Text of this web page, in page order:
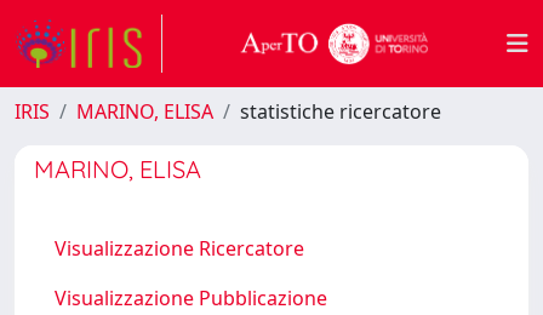
IRIS MARINO, ELISA statistiche ricercatore
MARINO, ELISA
Visualizzazione Ricercatore
Visualizzazione Pubblicazione